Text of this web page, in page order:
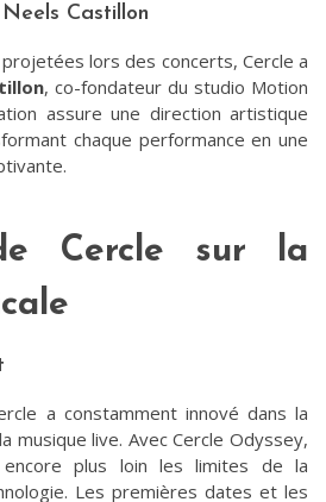
Castillon
lors des concerts, Cercle a
, co-fondateur du studio Motion
assure une direction artistique
chaque performance en une
Cercle sur la
a constamment innové dans la
musique live. Avec Cercle Odyssey,
encore plus loin les limites de la
Les premières dates et les